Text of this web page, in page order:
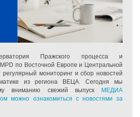
Пражского процесса и
по Восточной Европе и Центральной
мониторинг и сбор новостей
из региона ВЕЦА. Сегодня мы
вниманию свежий выпуск
МЕДИА
можно ознакомиться с новостями за